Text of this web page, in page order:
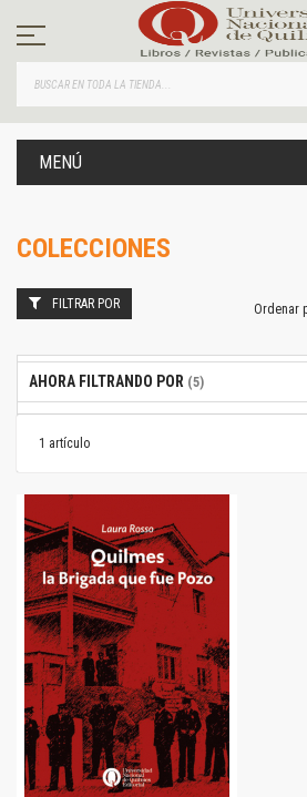
contenido
MENÚ
COLECCIONES
1 artículo
Ordenar
FILTRAR POR
AHORA FILTRANDO POR